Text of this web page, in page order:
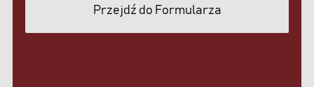
Przejdź do Formularza